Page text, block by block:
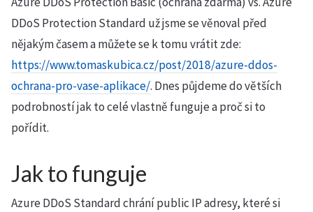
DDoS Protection Standard už jsme se věnoval před
nějakým časem a můžete se k tomu vrátit zde:
https://www.tomaskubica.cz/post/2018/azure-ddos-
ochrana-pro-vase-aplikace/. Dnes půjdeme do větších
podrobností jak to celé vlastně funguje a proč si to
pořídit.
Jak to funguje
Azure DDoS Standard chrání public IP adresy, které si